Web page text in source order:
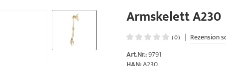
Armskelett A230
(0) | Rezension
Art.Nr.:9791